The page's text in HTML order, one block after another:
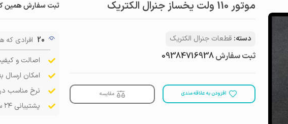
موتور 110 ولت یخساز جنرال الکتریک ثبت سفارش همین
دسته: قطعات جنرال الکتریک
ثبت سفارش09384716938
افزودن به علاقه مندی مقایسه
20 افرادی که
اصالت و
امکان
نرخ مناسب
پشتیبانی ۲۴ ساعته